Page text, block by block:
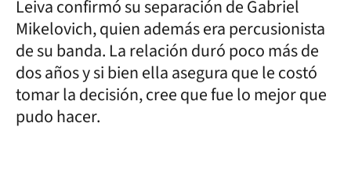
Leiva confirmó su separación de Gabriel
Mikelovich, quien además era percusionista
de su banda. La relación duró poco más de
dos años y si bien ella asegura que le costó
tomar la decisión, cree que fue lo mejor que
pudo hacer.